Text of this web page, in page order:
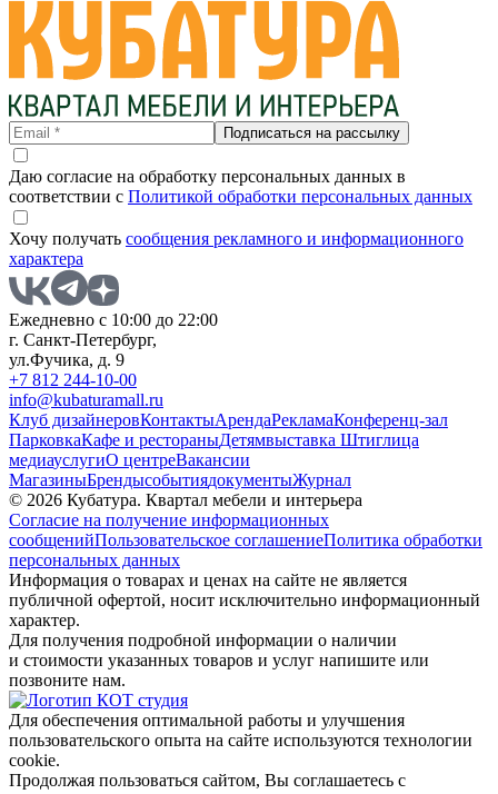
Подписаться на рассылку
Даю согласие на обработку персональных данных в
соответствии с Политикой обработки персональных данных
Хочу получать сообщения рекламного и информационного
характера
Ежедневно с 10:00 до 22:00
г. Санкт-Петербург,
ул.Фучика, д. 9
+7 812 244-10-00
info@kubaturamall.ru
Клуб дизайнеровКонтактыАрендаРекламаКонференц-зал
ПарковкаКафе и рестораныДетямвыставка Штиглица
медиауслугиО центреВакансии
МагазиныБрендысобытиядокументыЖурнал
© 2026 Кубатура. Квартал мебели и интерьера
Согласие на получение информационных
сообщенийПользовательское соглашениеПолитика обработки
персональных данных
Информация о товарах и ценах на сайте не является
публичной офертой, носит исключительно информационный
характер.
Для получения подробной информации о наличии
и стоимости указанных товаров и услуг напишите или
позвоните нам.
Для обеспечения оптимальной работы и улучшения
пользовательского опыта на сайте используются технологии
cookie.
Продолжая пользоваться сайтом, Вы соглашаетесь с